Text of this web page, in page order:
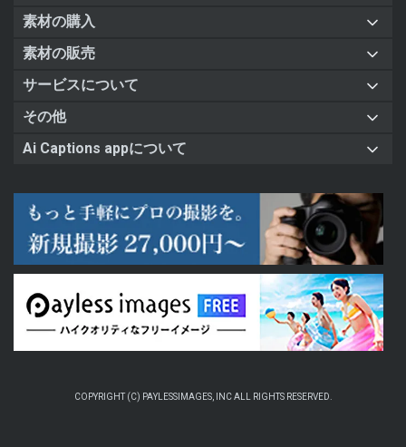
素材の購入
素材の販売
サービスについて
その他
Ai Captions appについて
COPYRIGHT (C) PAYLESSIMAGES, INC ALL RIGHTS RESERVED.